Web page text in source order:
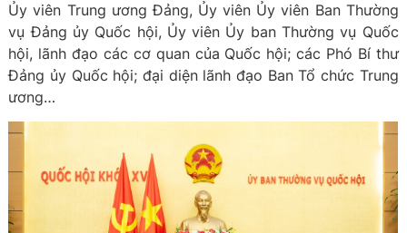
Ủy viên Trung ương Đảng, Ủy viên Ủy viên Ban Thường
vụ Đảng ủy Quốc hội, Ủy viên Ủy ban Thường vụ Quốc
hội, lãnh đạo các cơ quan của Quốc hội; các Phó Bí thư
Đảng ủy Quốc hội; đại diện lãnh đạo Ban Tổ chức Trung
ương…